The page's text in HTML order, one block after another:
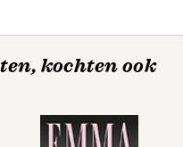
kochten ook